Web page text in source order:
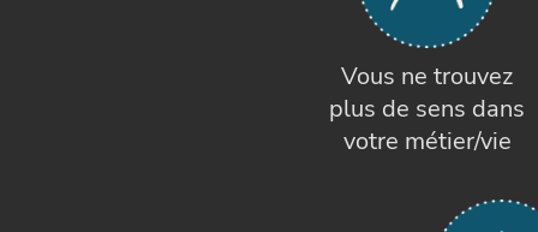
Vous ne trouvez
plus de sens dans
votre métier/vie